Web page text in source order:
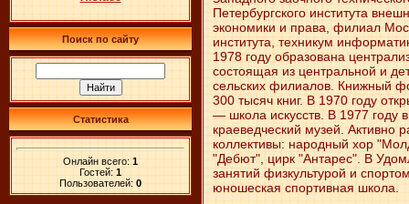
Поиск по сайту
Статистика
Онлайн всего: 1
Гостей: 1
Пользователей: 0
Петербургского института
экономики и права, филиал
института, техникум
1978 году образована
состоящая из центральной и
сельских филиалов. Книжный
300 тысяч книг. В 1970 году
— школа искусств. В 1977 году
краеведческий музей. Активно
коллективы: народный хор
"Дебют", цирк "Антарес". В
занятий физкультурой и
юношеская спортивная школа.